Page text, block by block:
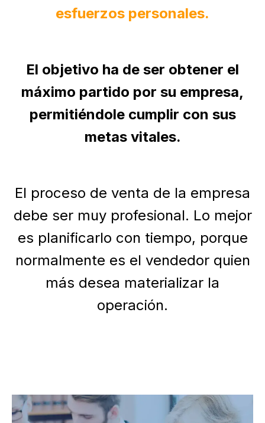
esfuerzos personales.
El objetivo ha de ser obtener el
máximo partido por su empresa,
permitiéndole cumplir con sus
metas vitales.
El proceso de venta de la empresa
debe ser muy profesional. Lo mejor
es planificarlo con tiempo, porque
normalmente es el vendedor quien
más desea materializar la
operación.